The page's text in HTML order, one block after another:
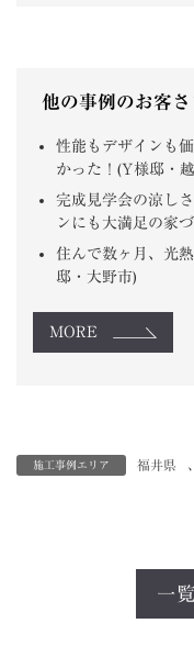
他の事例のお客
性能もデザインも
かった！(Y様邸・
完成見学会の涼し
ンにも大満足の家
住んで数ヶ月、光
邸・大野市)
MORE
施工事例エリア 福井県 、
一